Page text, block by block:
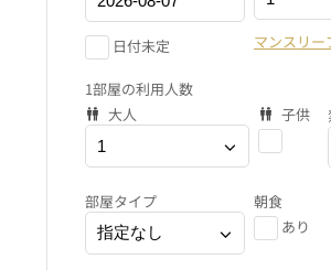
日付未定 マンスリー
1部屋の利用人数
大人
子供
部屋タイプ
朝食
あり